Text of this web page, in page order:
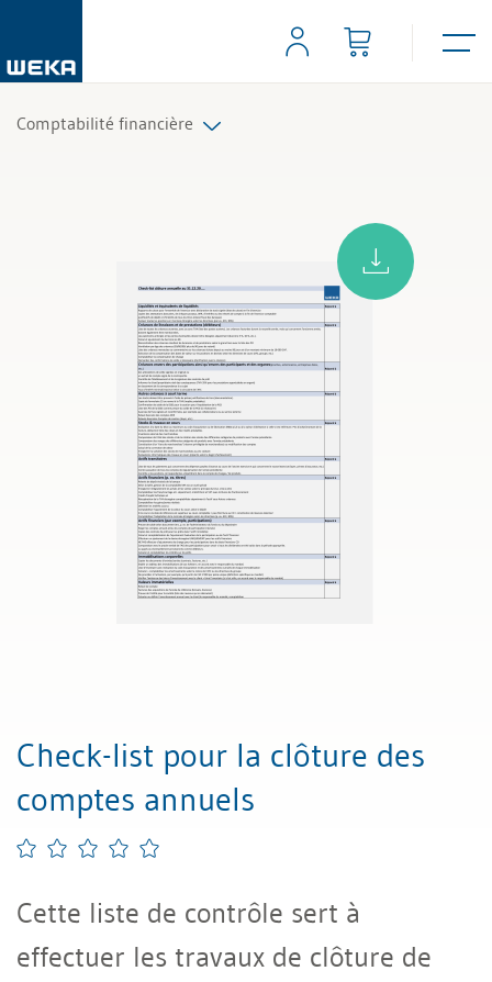
Comptabilité financière
Check-list pour la clôture des
comptes annuels
Cette liste de contrôle sert à
effectuer les travaux de clôture de